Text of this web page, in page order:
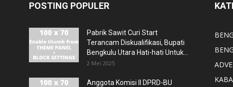
POSTING POPULER
Pabrik Sawit Curi Start
Terancam Diskualifikasi, Bupati
Bengkulu Utara Hati-hati Untuk...
2 Mei 2025
Anggota Komisi II DPRD-BU